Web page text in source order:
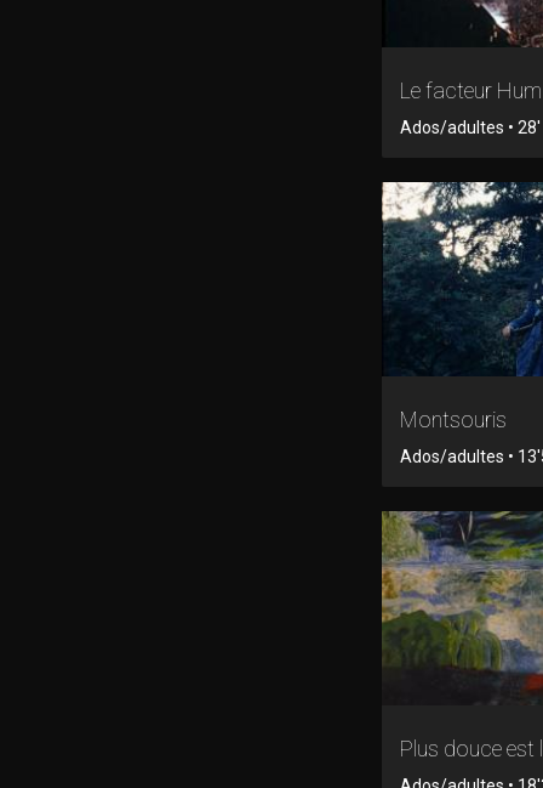
Le facteur
Ados/adultes • 28'
Montsouris
Ados/adultes •
Plus douce est